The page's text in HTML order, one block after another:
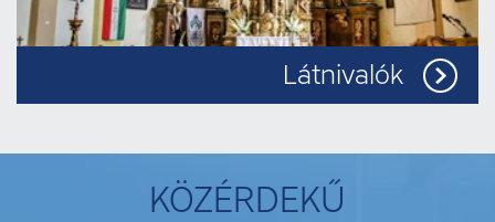
Látnivalók
KÖZÉRDEKŰ